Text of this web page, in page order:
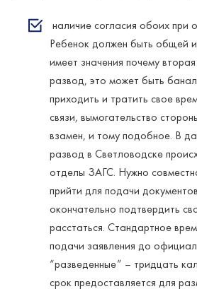
наличие согласия обоих при
Ребенок должен быть общей
имеет значения почему
развод, это может быть
приходить и тратить свое
связи, вымогательство
взамен, и тому подобное. В
развод в Светловодске
отделы ЗАГС. Нужно
прийти для подачи
окончательно подтвердить
расстаться. Стандартное
подачи заявления до
“разведенные” – тридцать
срок предоставляется для